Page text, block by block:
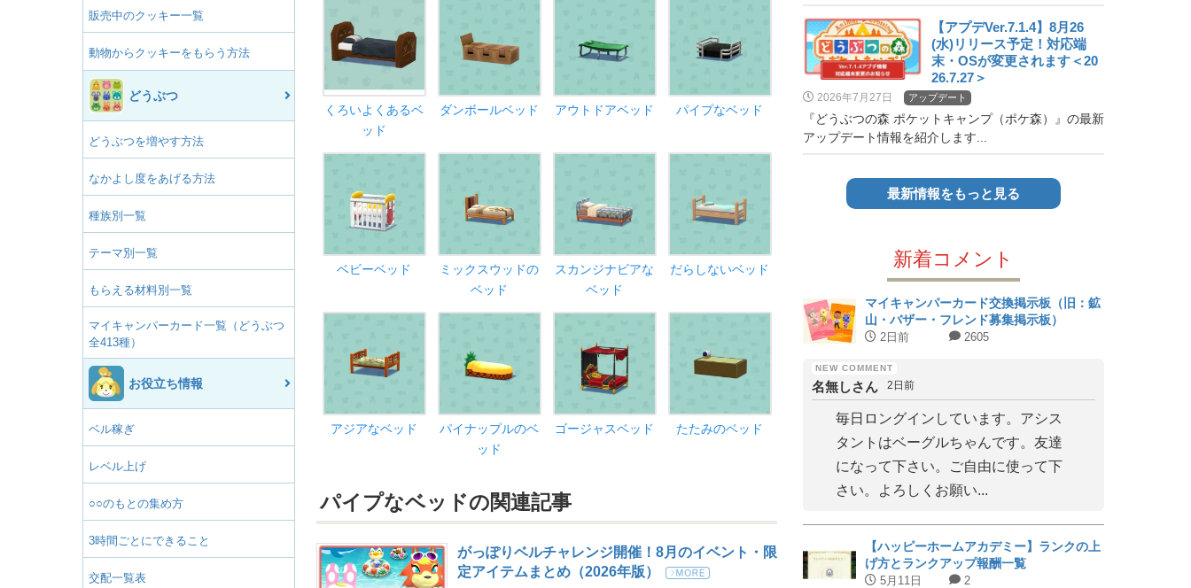
販売中のクッキー一覧
動物からクッキーをもらう方法
どうぶつ
どうぶつを増やす方法
なかよし度をあげる方法
種族別一覧
テーマ別一覧
もらえる材料別一覧
マイキャンパーカード一覧（どうぶつ
全413種）
お役立ち情報
ベル稼ぎ
レベル上げ
○○のもとの集め方
3時間ごとにできること
交配一覧表
くろいよくあるベ
ッド
ダンボールベッド アウトドアベッド パイプなベッド
ベビーベッド
ミックスウッドの
ベッド
スカンジナビアな
ベッド
だらしないベッド
アジアなベッド
パイナップルのベ
ッド
ゴージャスベッド たたみのベッド
パイプなベッドの関連記事
がっぽりベルチャレンジ開催！8月のイベント・限
定アイテムまとめ（2026年版）
【アプデVer.7.1.4】8月26
(水)リリース予定！対応端
末・OSが変更されます＜20
26.7.27＞
2026年7月27日 アップデート
『どうぶつの森 ポケットキャンプ（ポケ森）』の最新
アップデート情報を紹介します...
最新情報をもっと見る
新着コメント
マイキャンパーカード交換掲示板（旧：鉱
山・バザー・フレンド募集掲示板）
2日前 2605
名無しさん 2日前
毎日ロングインしています。アシス
タントはベーグルちゃんです。友達
になって下さい。ご自由に使って下
さい。よろしくお願い...
【ハッピーホームアカデミー】ランクの上
げ方とランクアップ報酬一覧
5月11日 2